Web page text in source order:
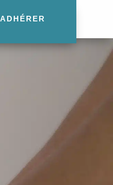
ADHÉRER